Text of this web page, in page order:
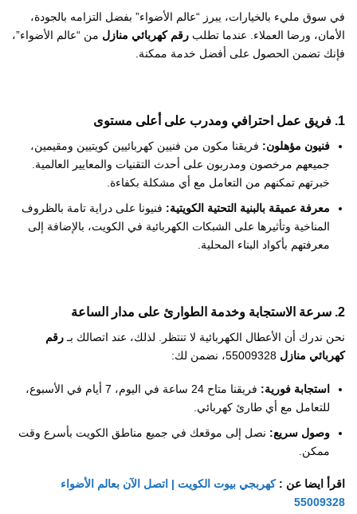
في سوق مليء بالخيارات، يبرز “عالم الأضواء” بفضل التزامه بالجودة،
الأمان، ورضا العملاء. عندما تطلب رقم كهربائي منازل من “عالم الأضواء”،
فإنك تضمن الحصول على أفضل خدمة ممكنة.
1. فريق عمل احترافي ومدرب على أعلى مستوى
فنيون مؤهلون: فريقنا مكون من فنيين كهربائيين كويتيين ومقيمين،
جميعهم مرخصون ومدربون على أحدث التقنيات والمعايير العالمية.
خبرتهم تمكنهم من التعامل مع أي مشكلة بكفاءة.
معرفة عميقة بالبنية التحتية الكويتية: فنيونا على دراية تامة بالظروف
المناخية وتأثيرها على الشبكات الكهربائية في الكويت، بالإضافة إلى
معرفتهم بأكواد البناء المحلية.
2. سرعة الاستجابة وخدمة الطوارئ على مدار الساعة
نحن ندرك أن الأعطال الكهربائية لا تنتظر. لذلك، عند اتصالك بـرقم
كهربائي منازل
استجابة فورية:
فريقنا متاح 24 ساعة في اليوم، 7 أيام في الأسبوع،
للتعامل مع أي طارئ كهربائي.
وصول سريع: نصل إلى موقعك في جميع مناطق الكويت بأسرع وقت
ممكن.
اقرأ ايضا عن :كهربجي بيوت الكويت | اتصل الآن بعالم الأضواء
55009328